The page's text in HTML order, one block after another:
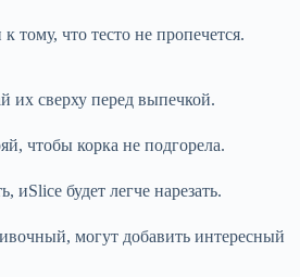
что тесто не пропечется.
их сверху перед выпечкой.
чтобы корка не подгорела.
будет легче нарезать.
могут добавить интересный